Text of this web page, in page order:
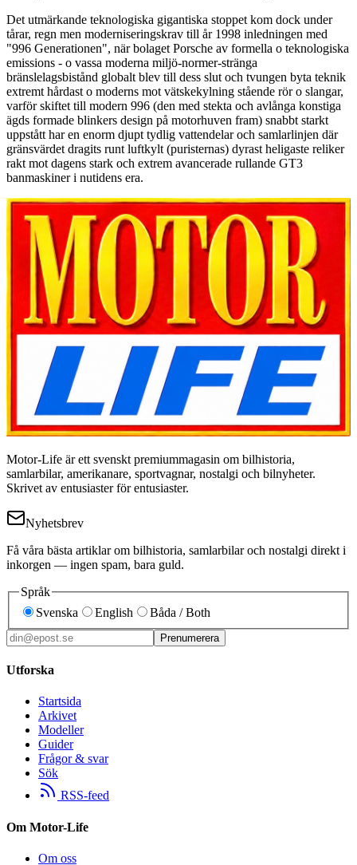
Det utmärkande teknologiska gigantiska stoppet kom dock under
tårar, regn men moderniseringskrav till år 1998 inledningen med
"996 Generationen", när bolaget Porsche av formella o teknologiska
emissions - o vassa moderna miljö-normer-stränga
bränslelagsbistånd globalt blev till dess slut och tvungen byta teknik
extremt hårdast o moderns mot vätskekylning stående rör o slangar,
varför skiftet till modern 996 (den med stekta och avlånga konstiga
ägds formade blinkers design på motorhuven fram) snabbt starkt
uppstått har en enorm djupt tydlig vattendelar och samlarlinjen där
gränsvärdet dragits runt luftkylt (puristernas) dyrast heligaste reliker
rakt mot dagens stark och extrem avancerade rullande GT3
banmaskiner i nutidens era.
Motor-Life är ett svenskt premiummagasin om bilhistoria,
samlarbilar, amerikanare, sportvagnar, nostalgi och bilnyheter.
Skrivet av entusiaster för entusiaster.
Nyhetsbrev
Få våra bästa artiklar om bilhistoria, samlarbilar och nostalgi direkt i
inkorgen — ingen spam, bara guld.
Språk
Svenska
English Båda / Both
Prenumerera
Utforska
Startsida
Arkivet
Modeller
Guider
Frågor & svar
Sök
RSS-feed
Om Motor-Life
Om oss